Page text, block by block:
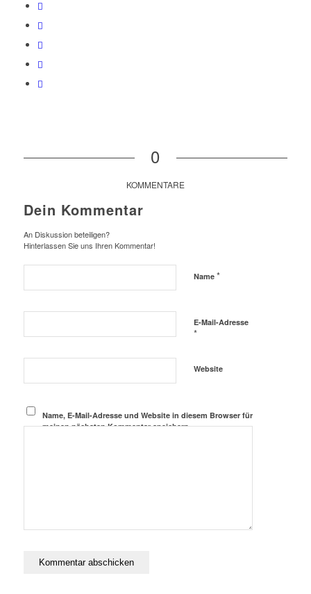
0
KOMMENTARE
Dein Kommentar
An Diskussion beteiligen?
Hinterlassen Sie uns Ihren Kommentar!
Name *
E-Mail-Adresse
*
Website
Name, E-Mail-Adresse und Website in diesem Browser für
meinen nächsten Kommentar speichern.